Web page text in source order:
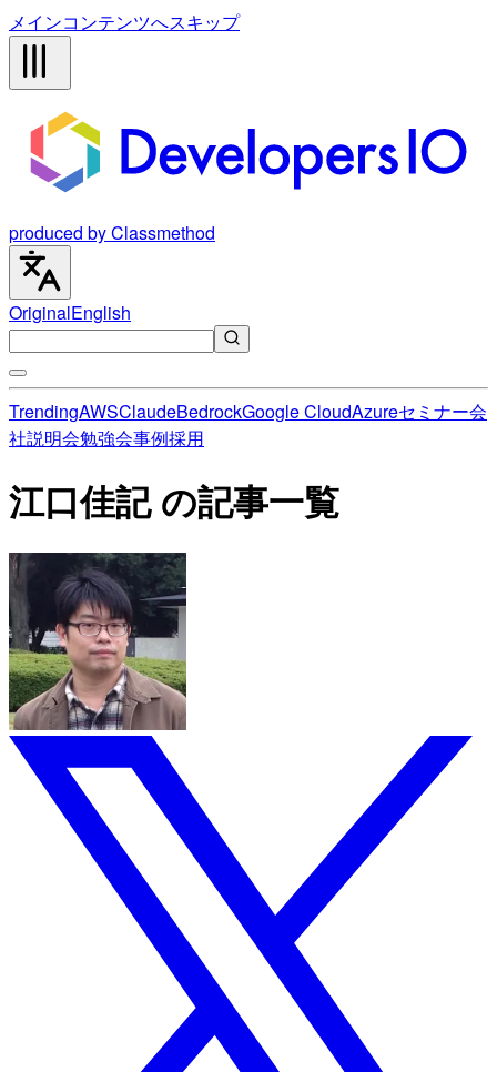
メインコンテンツへスキップ
produced by Classmethod
OriginalEnglish
TrendingAWSClaudeBedrockGoogle CloudAzureセミナー会
社説明会勉強会事例採用
江口佳記 の記事一覧